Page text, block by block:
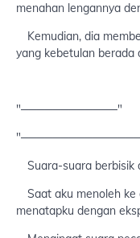
menahan lengannya
Kemudian, dia
yang kebetulan berada
"────────────"
Suara-suara berbisik
Saat aku menoleh ke
menatapku dengan